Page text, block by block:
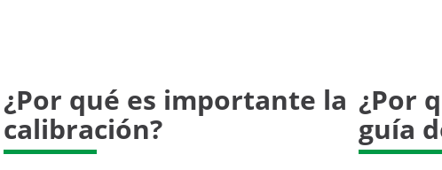
¿Por qué es importante la
calibración?
¿Por
guía